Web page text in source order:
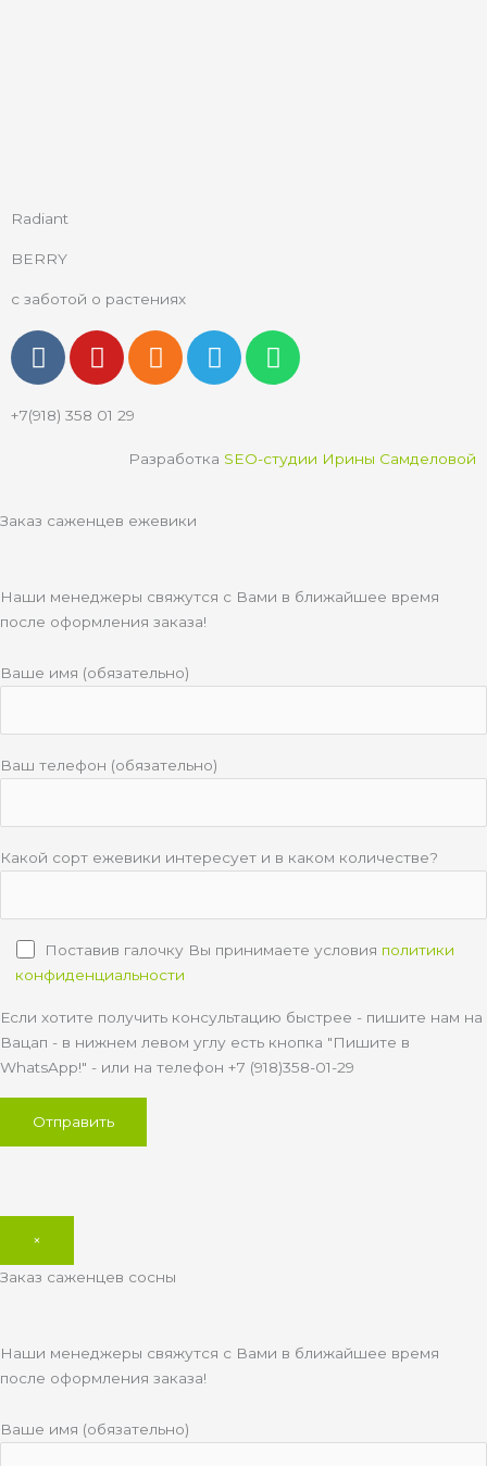
Radiant
BERRY
с заботой о растениях
V
k
Y
o
t
O
d
k
l
s
n
i
i
T
e
g
W
h
s
a
+7(918) 358 01 29
Разработка SEO-студии Ирины Самделовой
Заказ саженцев ежевики
Наши менеджеры свяжутся с Вами в ближайшее время
после оформления заказа!
Ваше имя (обязательно)
Ваш телефон (обязательно)
Какой сорт ежевики интересует и в каком количестве?
Поставив галочку Вы принимаете условия политики
конфиденциальности
Если хотите получить консультацию быстрее - пишите нам на
Вацап - в нижнем левом углу есть кнопка "Пишите в
WhatsApp!" - или на телефон +7 (918)358-01-29
×
Заказ саженцев сосны
Наши менеджеры свяжутся с Вами в ближайшее время
после оформления заказа!
Ваше имя (обязательно)